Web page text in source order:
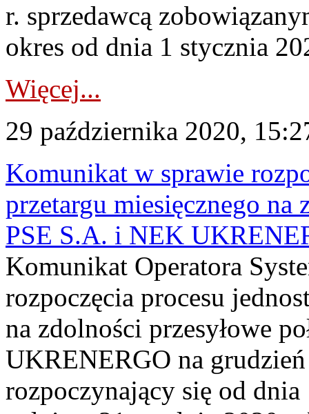
r. sprzedawcą
okres od dnia 1 stycznia
Więcej...
29 października 2020,
Komunikat w sprawie
przetargu miesięcznego na
PSE S.A. i NEK
Komunikat Operatora
rozpoczęcia procesu
na zdolności przesyłowe
UKRENERGO na
rozpoczynający się od